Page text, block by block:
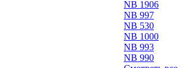
NB 1906
NB 997
NB 530
NB 1000
NB 993
NB 990